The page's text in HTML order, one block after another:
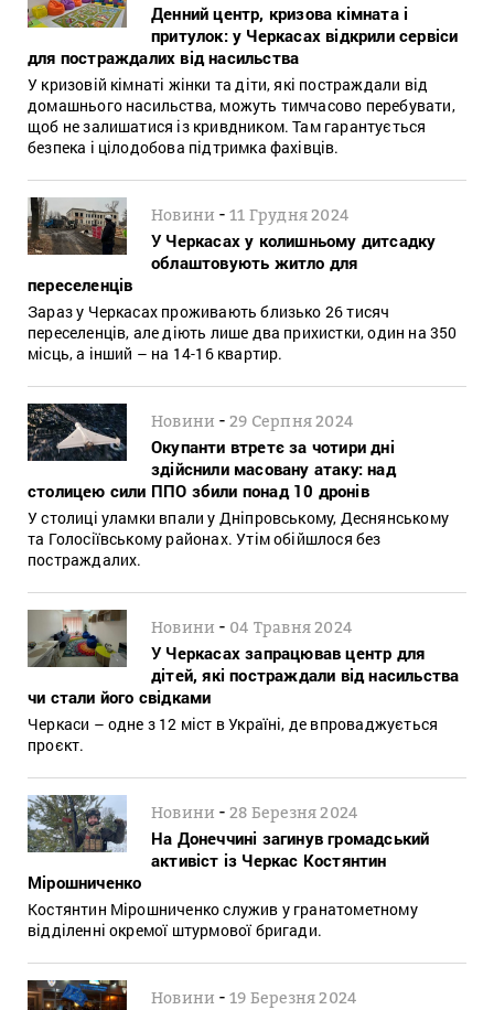
Денний центр, кризова кімната і
притулок: у Черкасах відкрили сервіси
для постраждалих від насильства
У кризовій кімнаті жінки та діти, які постраждали від
домашнього насильства, можуть тимчасово перебувати,
щоб не залишатися із кривдником. Там гарантується
безпека і цілодобова підтримка фахівців.
Новини -11 Грудня 2024
У Черкасах у колишньому дитсадку
облаштовують житло для
переселенців
Зараз у Черкасах проживають близько 26 тисяч
переселенців, але діють лише два прихистки, один на 350
місць, а інший – на 14-16 квартир.
Новини -29 Серпня 2024
Окупанти втретє за чотири дні
здійснили масовану атаку: над
столицею сили ППО збили понад 10 дронів
У столиці уламки впали у Дніпровському, Деснянському
та Голосіївському районах. Утім обійшлося без
постраждалих.
Новини - 04 Травня 2024
У Черкасах запрацював центр для
дітей, які постраждали від насильства
чи стали його свідками
Черкаси – одне з 12 міст в Україні, де впроваджується
проєкт.
Новини -28 Березня 2024
На Донеччині загинув громадський
активіст із Черкас Костянтин
Мірошниченко
Костянтин Мірошниченко служив у гранатометному
відділенні окремої штурмової бригади.
Новини -19 Березня 2024